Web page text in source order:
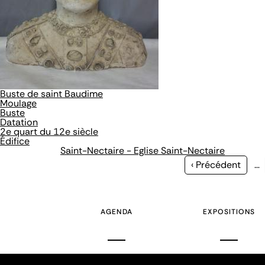
Buste de saint Baudime
Moulage
Buste
Datation
2e quart du 12e siècle
Édifice
Saint-Nectaire - Eglise Saint-Nectaire
Page
‹ Précédent …
AGENDA EXPOSITIONS